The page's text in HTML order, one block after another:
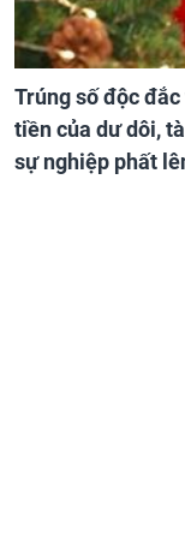
Trúng số độc
tiền của dư dôi,
sự nghiệp phất